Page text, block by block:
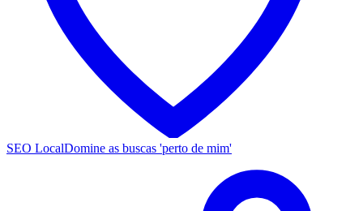
SEO LocalDomine as buscas 'perto de mim'